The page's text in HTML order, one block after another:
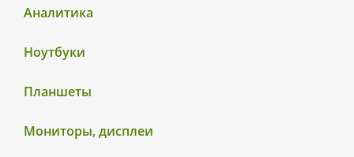
Аналитика
Ноутбуки
Планшеты
Мониторы, дисплеи